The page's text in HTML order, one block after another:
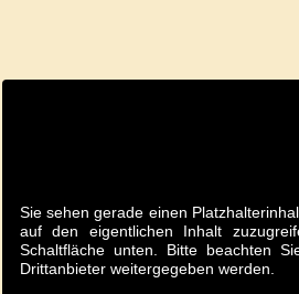
Sie sehen gerade einen
auf den eigentlichen Inhalt
Schaltfläche unten. Bitte beachten
Drittanbieter weitergegeben werden.